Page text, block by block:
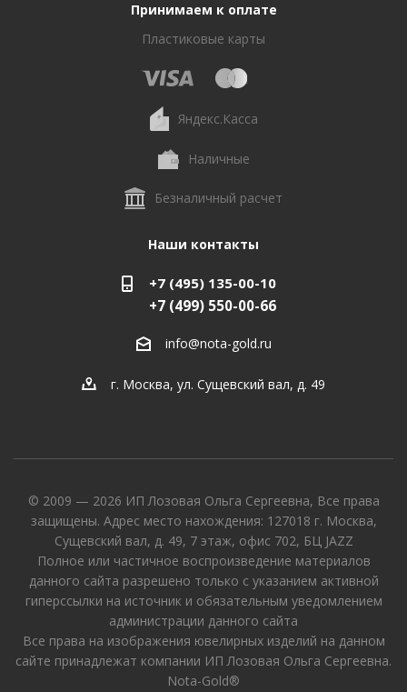
Принимаем к оплате
Пластиковые карты
Яндекс.Касса
Наличные
Безналичный расчет
Наши контакты
+7 (495) 135-00-10
+7 (499) 550-00-66
info@nota-gold.ru
г. Москва, ул. Сущевский вал, д. 49
© 2009 — 2026 ИП Лозовая Ольга Сергеевна, Все права
защищены. Адрес место нахождения: 127018 г. Москва,
Сущевский вал, д. 49, 7 этаж, офис 702, БЦ JAZZ
Полное или частичное воспроизведение материалов
данного сайта разрешено только с указанием активной
гиперссылки на источник и обязательным уведомлением
администрации данного сайта
Все права на изображения ювелирных изделий на данном
сайте принадлежат компании ИП Лозовая Ольга Сергеевна.
Nota-Gold®